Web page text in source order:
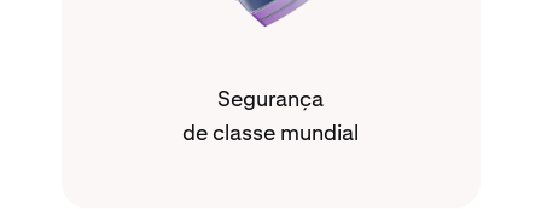
Segurança
de classe mundial